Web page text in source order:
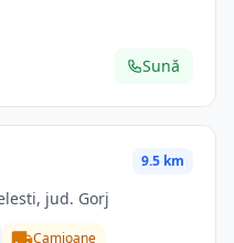
Sună
9.5 km
jud. Gorj
Camioane